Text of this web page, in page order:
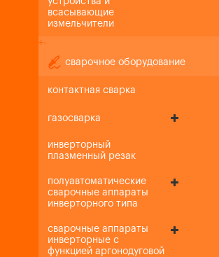
всасывающие
измельчители
+-
сварочное оборудование
контактная сварка
газосварка
инверторный
плазменный резак
полуавтоматические
сварочные аппараты
инверторного типа
сварочные аппараты
инверторные с
функцией аргонодуговой